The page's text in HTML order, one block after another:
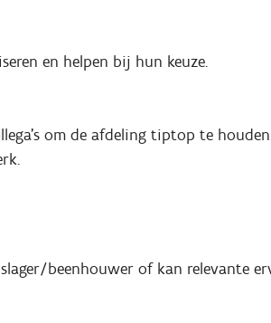
en helpen bij hun keuze.
om de afdeling tiptop te
beenhouwer of kan relevante